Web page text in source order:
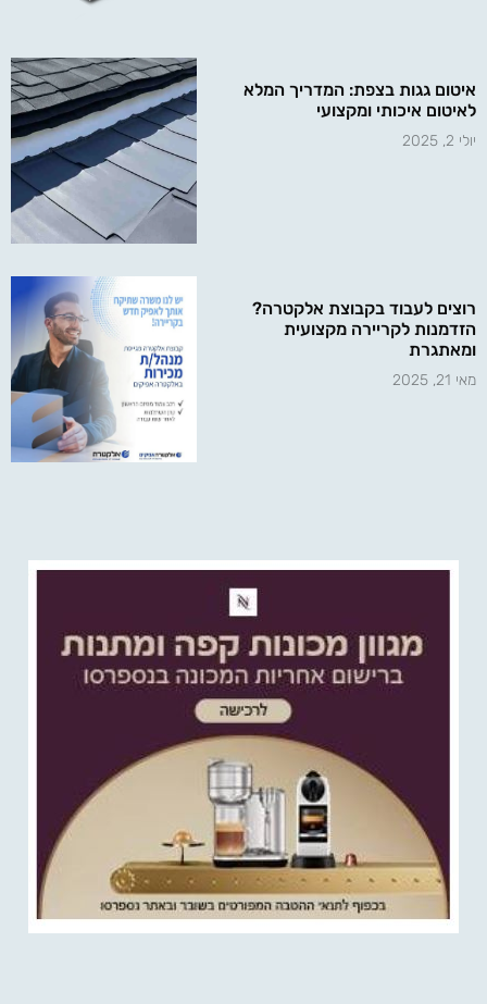
איטום גגות בצפת: המדריך המלא
לאיטום איכותי ומקצועי
יולי 2, 2025
רוצים לעבוד בקבוצת אלקטרה?
הזדמנות לקריירה מקצועית
ומאתגרת
מאי 21, 2025